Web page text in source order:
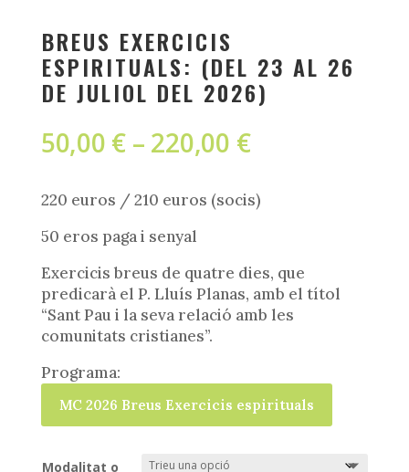
BREUS EXERCICIS
ESPIRITUALS: (DEL 23 AL 26
DE JULIOL DEL 2026)
50,00 € – 220,00 €Interval
de
50,00 €
220 euros / 210 euros (socis)
50 eros paga i senyal
Exercicis breus de quatre dies, que
predicarà el P. Lluís Planas, amb el títol
“Sant Pau i la seva relació amb les
comunitats cristianes”.
Programa:
MC 2026 Breus Exercicis espirituals
Modalitat o